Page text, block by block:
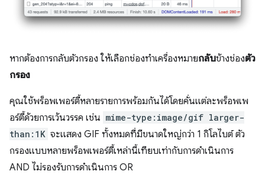
หากต้องการกลับตัวกรอง ให้เลือกช่องทำเครื่องหมายกลับข้างช่องตัว
กรอง
คุณใช้พร็อพเพอร์ตี้หลายรายการพร้อมกันได้โดยคั่นแต่ละพร็อพเพ
อร์ตี้ด้วยการเว้นวรรค เช่น mime-type:image/gif larger-
than:1K จะแสดง GIF ทั้งหมดที่มีขนาดใหญ่กว่า 1 กิโลไบต์ ตัว
กรองแบบหลายพร็อพเพอร์ตี้เหล่านี้เทียบเท่ากับการดำเนินการ
AND ไม่รองรับการดำเนินการ OR